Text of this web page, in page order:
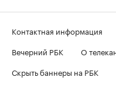
Контактная информация
Вечерний РБК
О
Скрыть баннеры на РБК